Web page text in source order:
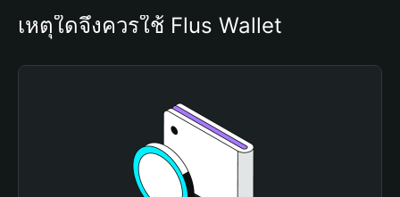
เหตุใดจึงควรใช้ Flus Wallet